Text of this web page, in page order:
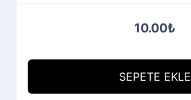
10.00₺
SEPETE EKLE